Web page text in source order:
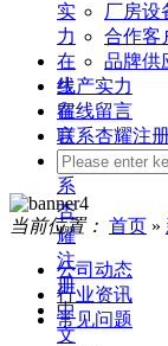
实
力
在
线
留
言
联
系
杏
耀
注
册
中
文
厂房设
合作客
品牌供
生产实力
在线留言
联系杏耀注
当前位置： 首页 »
公司动态
行业资讯
常见问题